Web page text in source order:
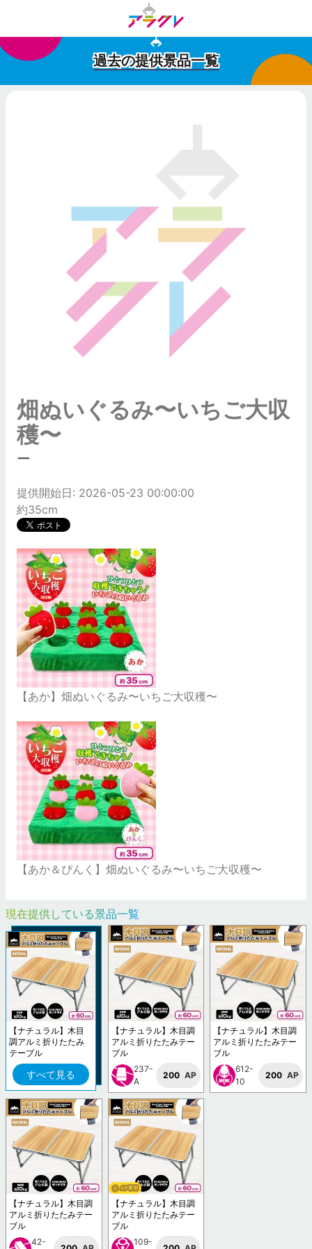
過去の提供景品一覧
畑ぬいぐるみ〜いちご大収
穫〜
ー
提供開始日: 2026-05-23 00:00:00
約35cm
【あか】畑ぬいぐるみ〜いちご大収穫〜
【あか＆ぴんく】畑ぬいぐるみ〜いちご大収穫〜
現在提供している景品一覧
【ナチュラル】木目
調アルミ折りたたみ
テーブル
すべて見る
【ナチュラル】木目調
アルミ折りたたみテー
ブル
237-
A
200 AP
【ナチュラル】木目調
アルミ折りたたみテー
ブル
612-
10
200 AP
【ナチュラル】木目調
アルミ折りたたみテー
ブル
42-
【ナチュラル】木目調
アルミ折りたたみテー
ブル
109-